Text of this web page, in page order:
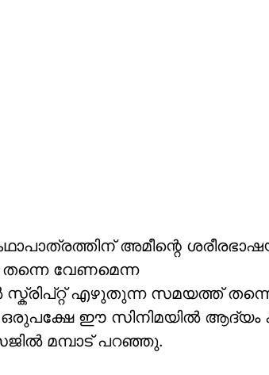
അമീന്റെ
വേണമെന്ന
എഴുതുന്ന സമയത്ത്
ഒരുപക്ഷേ ഈ സിനിമയിൽ ആദ്യം
മമ്പാട് പറഞ്ഞു.